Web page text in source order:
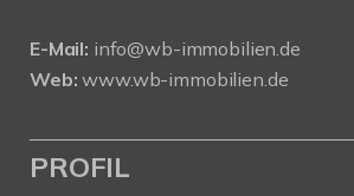
E-Mail: info@wb-immobilien.de
Web: www.wb-immobilien.de
PROFIL